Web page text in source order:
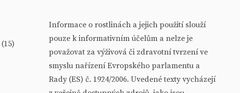
(15)
Informace o rostlinách a jejich použití slouží
pouze k informativním účelům a nelze je
považovat za výživová či zdravotní tvrzení ve
smyslu nařízení Evropského parlamentu a
Rady (ES) č. 1924/2006. Uvedené texty vycházejí